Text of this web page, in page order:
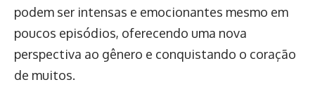
podem ser intensas e emocionantes mesmo em
poucos episódios, oferecendo uma nova
perspectiva ao gênero e conquistando o coração
de muitos.